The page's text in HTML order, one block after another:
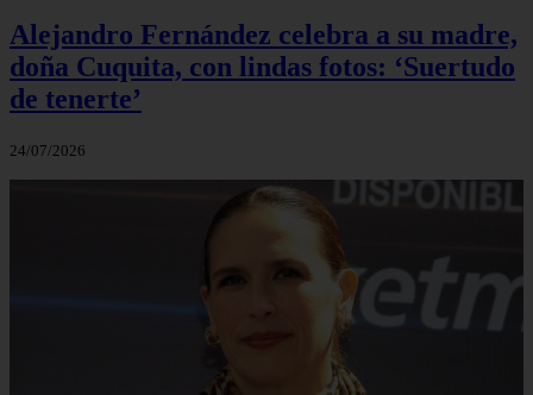
Alejandro Fernández celebra a su madre,
doña Cuquita, con lindas fotos: ‘Suertudo
de tenerte’
24/07/2026